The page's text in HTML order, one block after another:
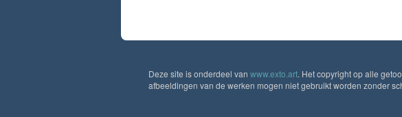
Deze site is onderdeel van www.exto.art. Het copyright op alle
afbeeldingen van de werken mogen niet gebruikt worden zonder